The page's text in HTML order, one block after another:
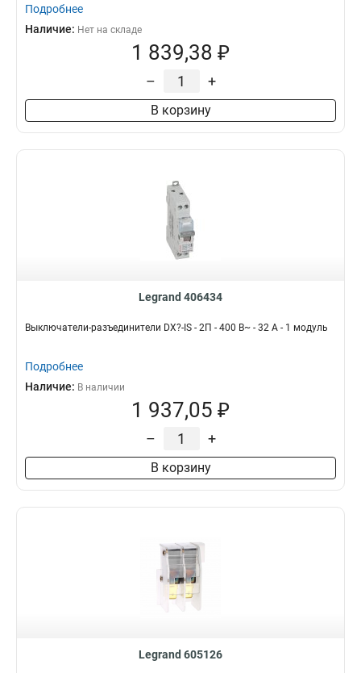
Подробнее
Наличие: Нет на складе
1 839,38 ₽
– +
В корзину
Legrand 406434
Выключатели-разъединители DX?-IS - 2П - 400 В~ - 32 А - 1 модуль
Подробнее
Наличие: В наличии
1 937,05 ₽
– +
В корзину
Legrand 605126